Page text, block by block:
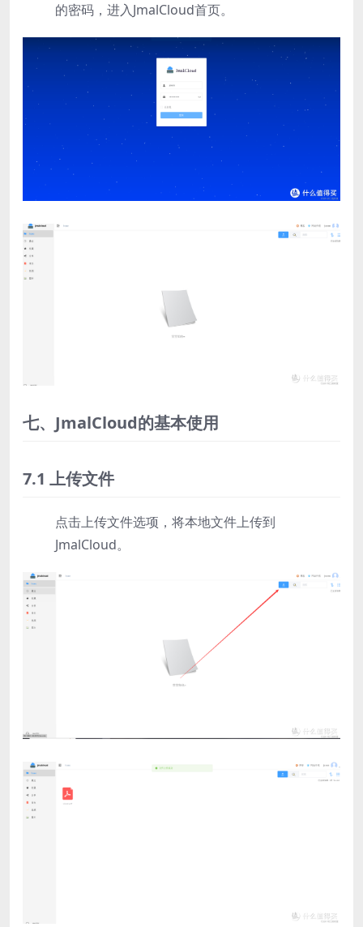
的密码，进入JmalCloud首页。
七、JmalCloud的基本使用
7.1 上传文件
点击上传文件选项，将本地文件上传到
JmalCloud。